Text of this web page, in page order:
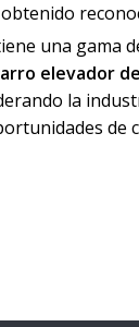
una gama
elevador
la